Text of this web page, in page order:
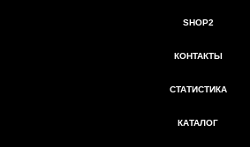
SHOP2
КОНТАКТЫ
СТАТИСТИКА
КАТАЛОГ